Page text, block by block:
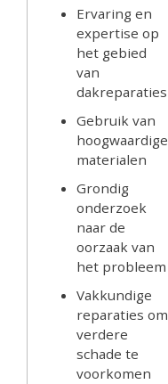
Ervaring en
expertise op
het gebied
van
dakreparaties
Gebruik van
hoogwaardige
materialen
Grondig
onderzoek
naar de
oorzaak van
het probleem
Vakkundige
reparaties om
verdere
schade te
voorkomen